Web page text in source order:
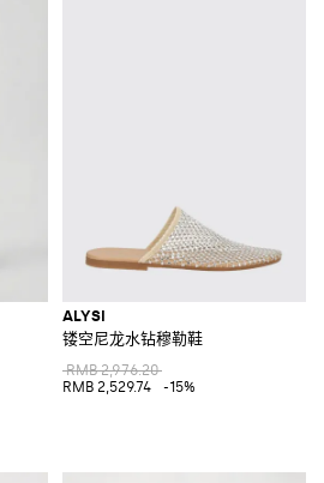
ALYSI
镂空尼龙水钻穆勒鞋
RMB 2,976.20
RMB 2,529.74
-15%